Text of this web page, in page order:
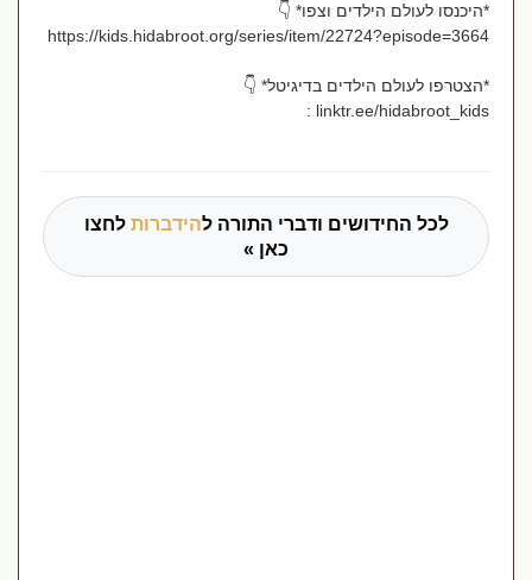
*היכנסו לעולם הילדים וצפו* 👇
https://kids.hidabroot.org/series/item/22724?episode=3664
*הצטרפו לעולם הילדים בדיגיטל* 👇
linktr.ee/hidabroot_kids :
לכל החידושים ודברי התורה להידברותלחצו
כאן »